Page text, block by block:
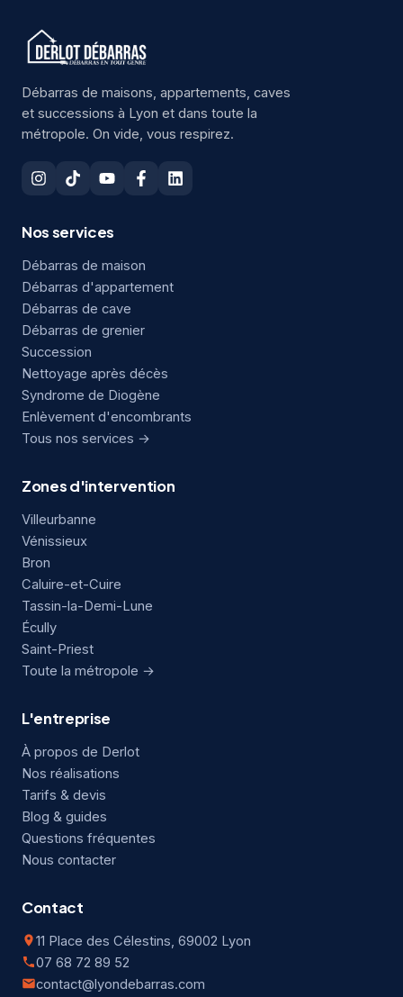
Débarras de maisons, appartements, caves
et successions à Lyon et dans toute la
métropole. On vide, vous respirez.
Nos services
Débarras de maison
Débarras d'appartement
Débarras de cave
Débarras de grenier
Succession
Nettoyage après décès
Syndrome de Diogène
Enlèvement d'encombrants
Tous nos services →
Zones d'intervention
Villeurbanne
Vénissieux
Bron
Caluire-et-Cuire
Tassin-la-Demi-Lune
Écully
Saint-Priest
Toute la métropole →
L'entreprise
À propos de Derlot
Nos réalisations
Tarifs & devis
Blog & guides
Questions fréquentes
Nous contacter
Contact
11 Place des Célestins, 69002 Lyon
07 68 72 89 52
contact@lyondebarras.com